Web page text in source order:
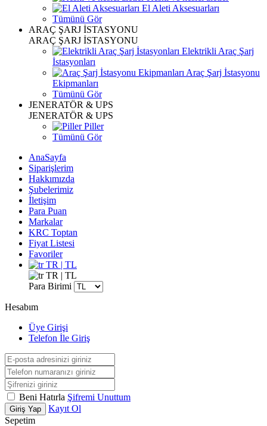
El Aleti Aksesuarları
Tümünü Gör
ARAÇ ŞARJ İSTASYONU
ARAÇ ŞARJ İSTASYONU
Elektrikli Araç Şarj
İstasyonları
Araç Şarj İstasyonu
Ekipmanları
Tümünü Gör
JENERATÖR & UPS
JENERATÖR & UPS
Piller
Tümünü Gör
AnaSayfa
Siparişlerim
Hakkımızda
Şubelerimiz
İletişim
Para Puan
Markalar
KRC Toptan
Fiyat Listesi
Favoriler
TR | TL
TR | TL
Para Birimi
Hesabım
Üye Girişi
Telefon İle Giriş
Beni Hatırla Şifremi Unuttum
Giriş Yap
Kayıt Ol
Sepetim